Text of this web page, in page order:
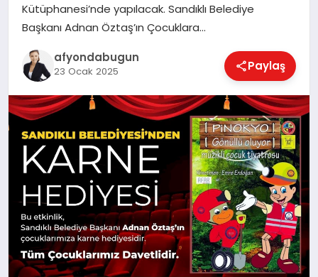
MAGAZIN
SAĞLIK
SIYASET
SPOR
YAŞAM
Kütüphanesi’nde yapılacak. Sandıklı Belediye
Başkanı Adnan Öztaş’ın Çocuklara…
afyondabugun
23 Ocak 2025 Paylaş